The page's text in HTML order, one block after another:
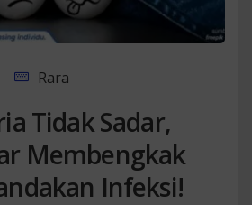
Rara
Tidak Sadar,
Membengkak
Infeksi!